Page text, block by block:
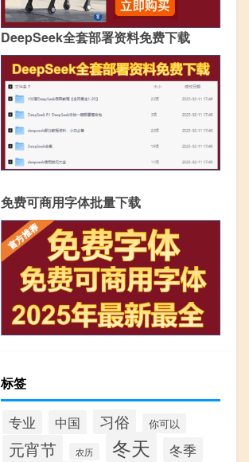
DeepSeek全套部署资料免费下载
免费可商用字体批量下载
标签
专业 中国 习俗 你可以
元宵节 农历 冬天 冬季